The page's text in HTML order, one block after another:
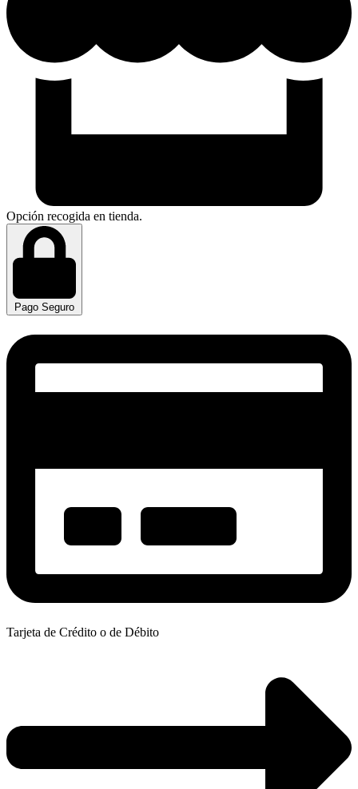
Opción recogida en tienda.
Pago Seguro
Tarjeta de Crédito o de Débito